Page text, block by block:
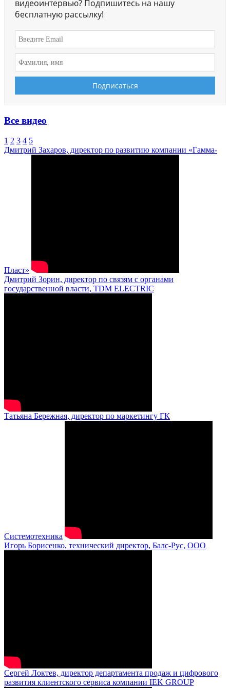
видеоинтервью? Подпишитесь на нашу
бесплатную рассылку!
Все видео
1 2 3 4 5
Дмитрий Захаров, директор по развитию компании «Гамма-
Пласт»
Дмитрий Зорин, директор по связям с органами
государственной власти, TDM ELECTRIC
Татьяна Бережная, директор по маркетингу ГК
Системотехника
Игорь Борисенко, технический директор, Балс-Рус, ООО
Сергей Локтев, директор департамента продаж и цифрового
развития клиентского сервиса компании IEK GROUP